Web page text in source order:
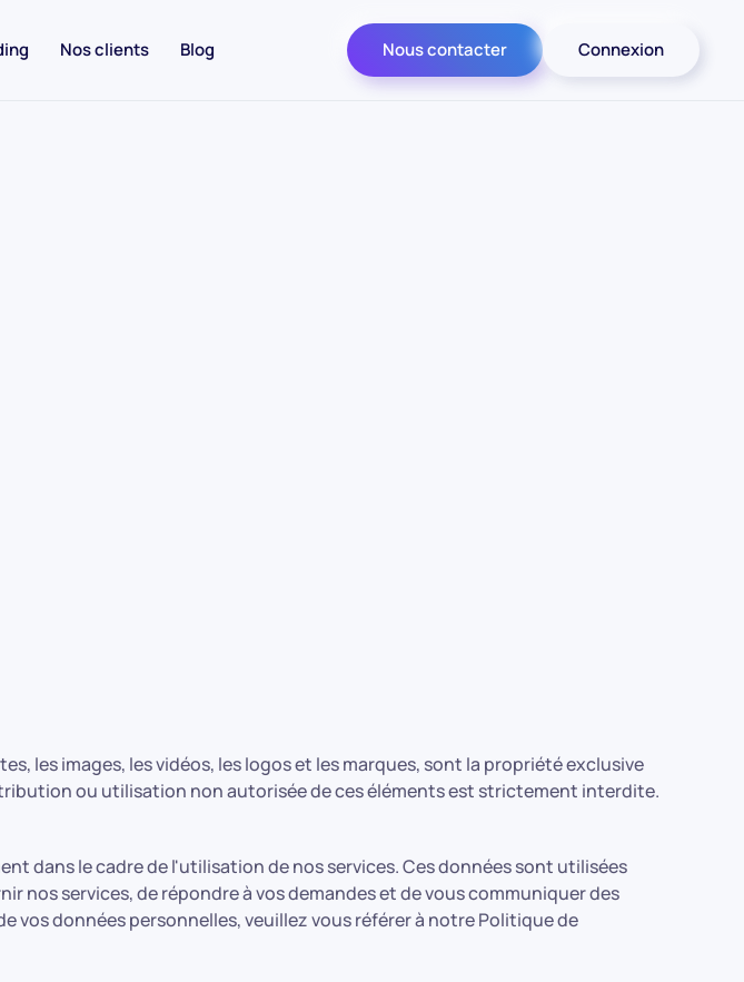
Nos clients Blog Nous contacter Connexion
les images, les vidéos, les logos et les marques, sont la propriété exclusive
ou utilisation non autorisée de ces éléments est strictement interdite.
dans le cadre de l'utilisation de nos services. Ces données sont utilisées
nos services, de répondre à vos demandes et de vous communiquer des
données personnelles, veuillez vous référer à notre Politique de